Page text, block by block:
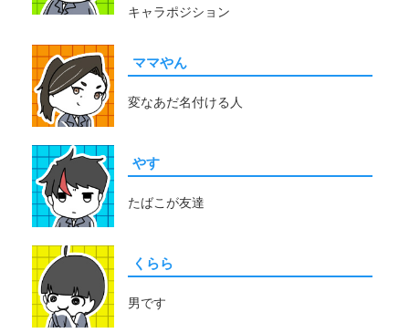
キャラポジション
ママやん
変なあだ名付ける人
やす
たばこが友達
くらら
男です